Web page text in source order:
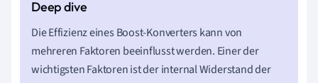
Die Effizienz eines Boost-Konverters kann von
mehreren Faktoren beeinflusst werden. Einer der
wichtigsten Faktoren ist der internal Widerstand der